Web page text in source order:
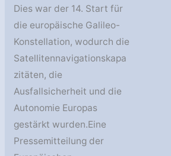
Dies war der 14. Start für
die europäische Galileo-
Konstellation, wodurch die
Satellitennavigationskapa
zitäten, die
Ausfallsicherheit und die
Autonomie Europas
gestärkt wurden.Eine
Pressemitteilung der